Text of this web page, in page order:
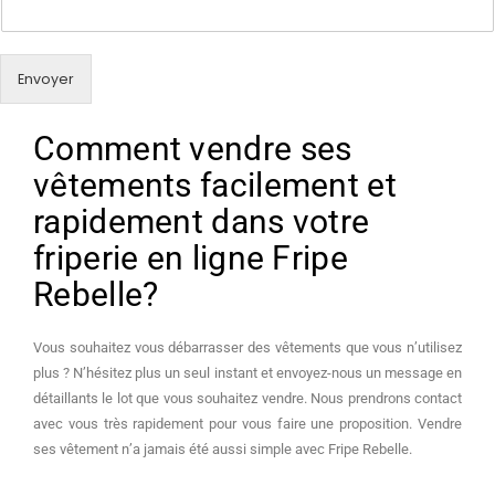
Envoyer
Comment vendre ses
vêtements facilement et
rapidement dans votre
friperie en ligne Fripe
Rebelle?
Vous souhaitez vous débarrasser des vêtements que vous n’utilisez
plus ? N’hésitez plus un seul instant et envoyez-nous un message en
détaillants le lot que vous souhaitez vendre. Nous prendrons contact
avec vous très rapidement pour vous faire une proposition. Vendre
ses vêtement n’a jamais été aussi simple avec Fripe Rebelle.